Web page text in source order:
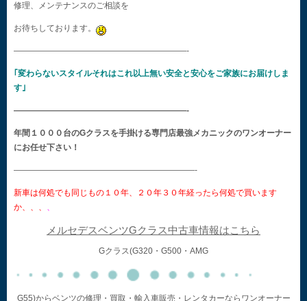
修理、メンテナンスのご相談を
お待ちしております。
—————————————————————-
｢変わらないスタイルそれはこれ以上無い安全と安心をご家族にお届けしま
す｣
—————————————————————-
年間１０００台のGクラスを手掛ける専門店最強メカニックのワンオーナー
にお任せ下さい！
——————————————————————-
新車は何処でも同じもの１０年、２０年３０年経ったら何処で買います
か、、、 、
メルセデスベンツGクラス中古車情報はこちら
Gクラス(G320・G500・AMG
G55)からベンツの修理・買取・輸入車販売・レンタカーならワンオーナー